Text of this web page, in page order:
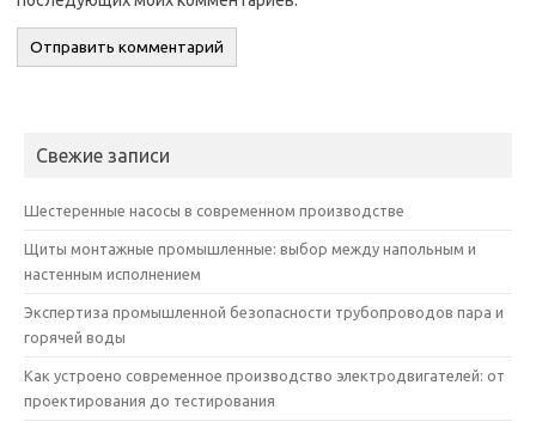
Свежие записи
Шестеренные насосы в современном производстве
Щиты монтажные промышленные: выбор между напольным и
настенным исполнением
Экспертиза промышленной безопасности трубопроводов пара и
горячей воды
Как устроено современное производство электродвигателей: от
проектирования до тестирования